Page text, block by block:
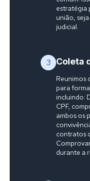
estratégia
união,
judicial.
3 Coleta
Reunimos
para
incluindo:
CPF,
ambos os
contratos
durante a